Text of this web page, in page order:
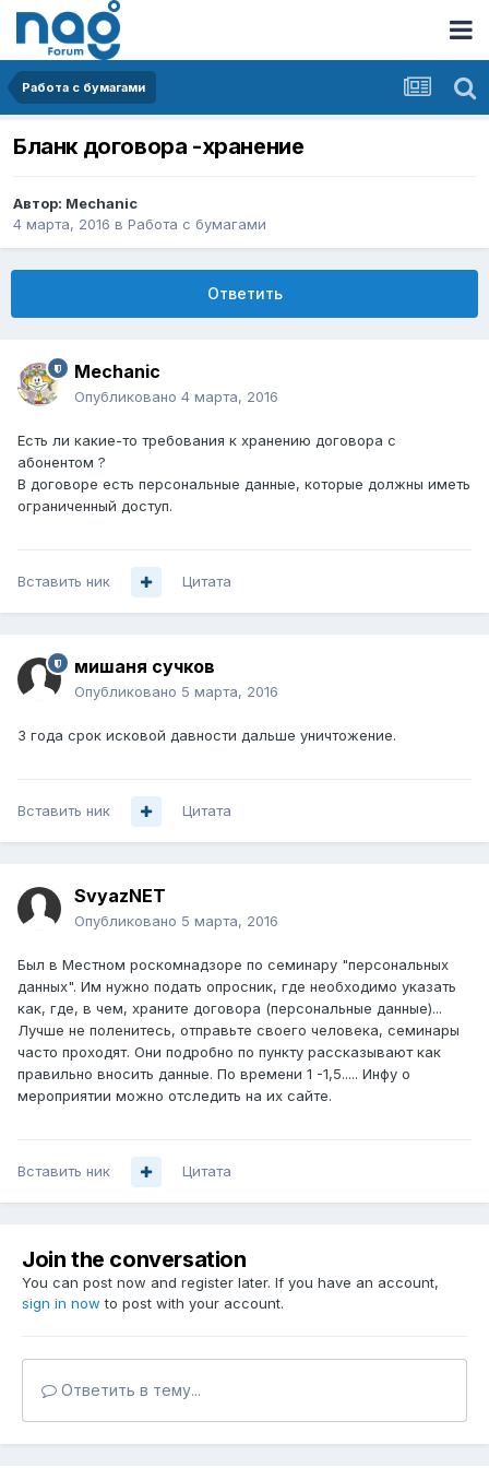
Работа с бумагами
Бланк договора -хранение
Автор: Mechanic
4 марта, 2016 в Работа с бумагами
Ответить
Mechanic
Опубликовано 4 марта, 2016
Есть ли какие-то требования к хранению договора с
абонентом ?
В договоре есть персональные данные, которые должны иметь
ограниченный доступ.
Вставить ник Цитата
мишаня сучков
Опубликовано 5 марта, 2016
3 года срок исковой давности дальше уничтожение.
Вставить ник Цитата
SvyazNET
Опубликовано 5 марта, 2016
Был в Местном роскомнадзоре по семинару "персональных
данных". Им нужно подать опросник, где необходимо указать
как, где, в чем, храните договора (персональные данные)...
Лучше не поленитесь, отправьте своего человека, семинары
часто проходят. Они подробно по пункту рассказывают как
правильно вносить данные. По времени 1 -1,5..... Инфу о
мероприятии можно отследить на их сайте.
Вставить ник Цитата
Join the conversation
You can post now and register later. If you have an account,
sign in now to post with your account.
Ответить в тему...